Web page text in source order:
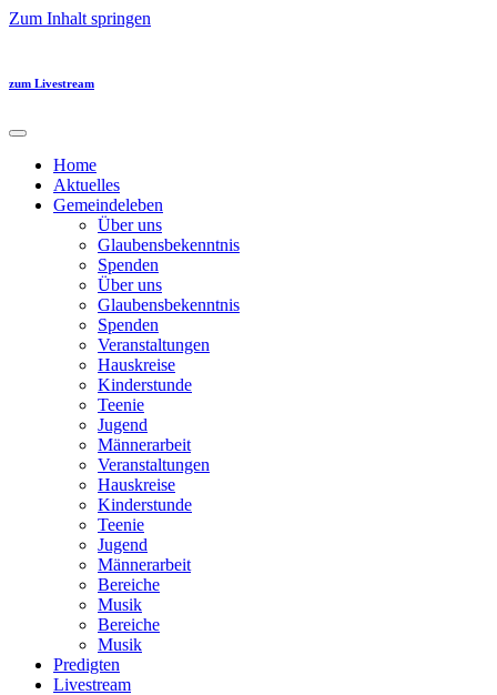
Zum Inhalt springen
zum Livestream
Home
Aktuelles
Gemeindeleben
Über uns
Glaubensbekenntnis
Spenden
Über uns
Glaubensbekenntnis
Spenden
Veranstaltungen
Hauskreise
Kinderstunde
Teenie
Jugend
Männerarbeit
Veranstaltungen
Hauskreise
Kinderstunde
Teenie
Jugend
Männerarbeit
Bereiche
Musik
Bereiche
Musik
Predigten
Livestream